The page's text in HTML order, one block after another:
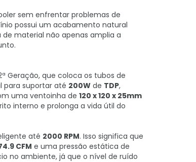
sem enfrentar problemas de
possui um acabamento natural
de material não apenas amplia a
Geração, que coloca os tubos de
para suportar até 200W de TDP,
uma ventoinha de 120 x 120 x 25mm
interno e prolonga a vida útil do
até 2000 RPM. Isso significa que
CFM e uma pressão estática de
no ambiente, já que o nível de ruído